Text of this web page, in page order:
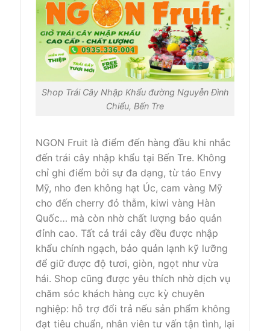
Shop Trái Cây Nhập Khẩu đường Nguyễn Đình
Chiểu, Bến Tre
NGON Fruit là điểm đến hàng đầu khi nhắc
đến trái cây nhập khẩu tại Bến Tre. Không
chỉ ghi điểm bởi sự đa dạng, từ táo Envy
Mỹ, nho đen không hạt Úc, cam vàng Mỹ
cho đến cherry đỏ thẫm, kiwi vàng Hàn
Quốc… mà còn nhờ chất lượng bảo quản
đỉnh cao. Tất cả trái cây đều được nhập
khẩu chính ngạch, bảo quản lạnh kỹ lưỡng
để giữ được độ tươi, giòn, ngọt như vừa
hái. Shop cũng được yêu thích nhờ dịch vụ
chăm sóc khách hàng cực kỳ chuyên
nghiệp: hỗ trợ đổi trả nếu sản phẩm không
đạt tiêu chuẩn, nhân viên tư vấn tận tình, lại